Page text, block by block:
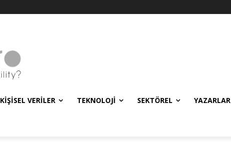
KIŞISEL VERILER TEKNOLOJI SEKTÖREL YAZARLAR